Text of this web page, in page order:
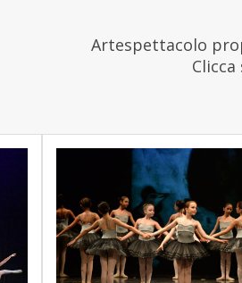
Artespettacolo